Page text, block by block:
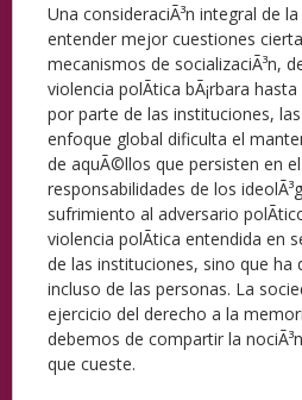
Una consideraciÃ³n integral de
entender mejor cuestiones
mecanismos de socializaciÃ³n,
violencia polÃ­tica bÃ¡rbara
por parte de las instituciones,
enfoque global dificulta el
de aquÃ©llos que persisten en
responsabilidades de los
sufrimiento al adversario
violencia polÃ­tica entendida en
de las instituciones, sino que
incluso de las personas. La
ejercicio del derecho a la
debemos de compartir la
que cueste.